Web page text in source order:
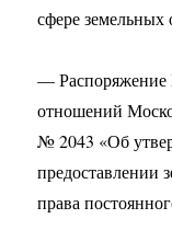
сфере
— Распоряжение
отношений
№ 2043 «Об
предоставлении
права